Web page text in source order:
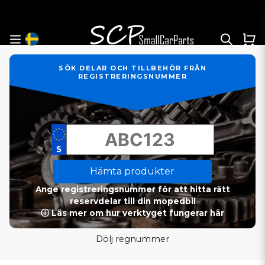
SÖK DELAR OCH TILLBEHÖR FRÅN
REGISTRERINGSNUMMER
Hämta produkter
Ange registreringsnummer för att hitta rätt
reservdelar till din mopedbil
ⓘ Läs mer om hur verktyget fungerar här
Dölj regnummer